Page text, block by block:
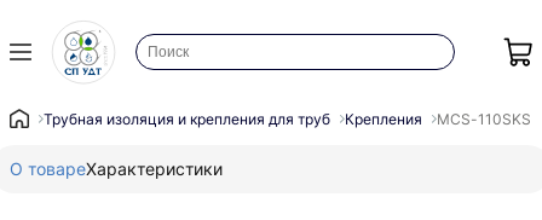
Трубная изоляция и крепления для труб Крепления MCS-110SKS
О товареХарактеристики